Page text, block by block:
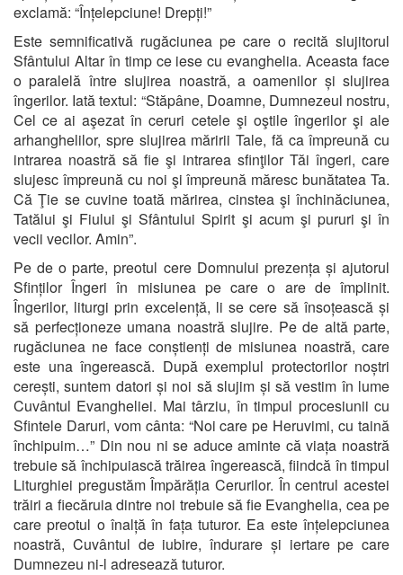
exclamă: “Înțelepciune! Drepți!”
Este semnificativă rugăciunea pe care o recită slujitorul
Sfântului Altar în timp ce iese cu evanghelia. Aceasta face
o paralelă între slujirea noastră, a oamenilor și slujirea
îngerilor. Iată textul: “Stăpâne, Doamne, Dumnezeul nostru,
Cel ce ai aşezat în ceruri cetele şi oştile îngerilor şi ale
arhanghelilor, spre slujirea măririi Tale, fă ca împreună cu
intrarea noastră să fie şi intrarea sfinţilor Tăi îngeri, care
slujesc împreună cu noi şi împreună măresc bunătatea Ta.
Că Ţie se cuvine toată mărirea, cinstea şi închinăciunea,
Tatălui şi Fiului şi Sfântului Spirit şi acum şi pururi şi în
vecii vecilor. Amin”.
Pe de o parte, preotul cere Domnului prezența și ajutorul
Sfinților Îngeri în misiunea pe care o are de împlinit.
Îngerilor, liturgi prin excelență, li se cere să însoțească și
să perfecționeze umana noastră slujire. Pe de altă parte,
rugăciunea ne face conștienți de misiunea noastră, care
este una îngerească. După exemplul protectorilor noștri
cerești, suntem datori și noi să slujim și să vestim în lume
Cuvântul Evangheliei. Mai târziu, în timpul procesiunii cu
Sfintele Daruri, vom cânta: “Noi care pe Heruvimi, cu taină
închipuim…” Din nou ni se aduce aminte că viața noastră
trebuie să închipuiască trăirea îngerească, fiindcă în timpul
Liturghiei pregustăm Împărăția Cerurilor. În centrul acestei
trăiri a fiecăruia dintre noi trebuie să fie Evanghelia, cea pe
care preotul o înalță în fața tuturor. Ea este înțelepciunea
noastră, Cuvântul de iubire, îndurare și iertare pe care
Dumnezeu ni-l adresează tuturor.